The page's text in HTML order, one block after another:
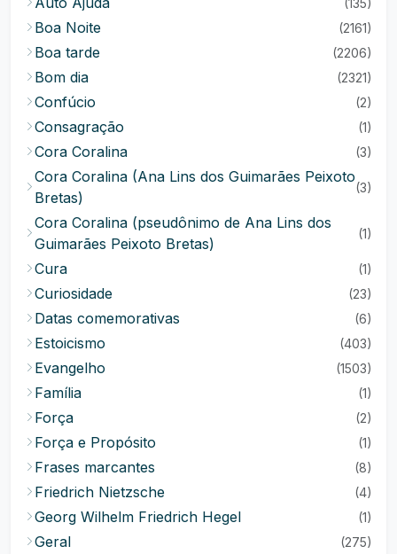
Boa Noite (2161)
Boa tarde (2206)
Bom dia (2321)
Confúcio (2)
Consagração (1)
Cora Coralina (3)
Cora Coralina (Ana Lins dos Guimarães Peixoto
Bretas)
(3)
Cora Coralina (pseudônimo de Ana Lins dos
Guimarães Peixoto Bretas)
(1)
Cura (1)
Curiosidade (23)
Datas comemorativas (6)
Estoicismo (403)
Evangelho (1503)
Família (1)
Força (2)
Força e Propósito (1)
Frases marcantes (8)
Friedrich Nietzsche (4)
Georg Wilhelm Friedrich Hegel (1)
Geral (275)